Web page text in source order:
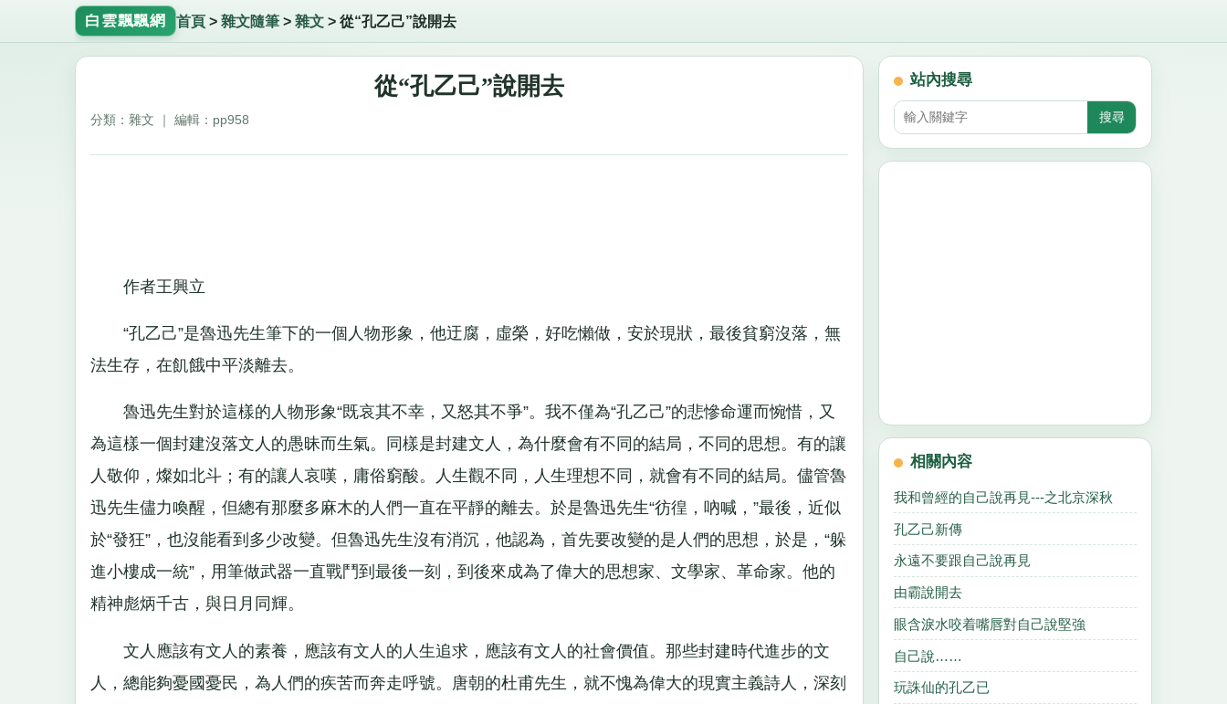
白雲飄飄網 首頁> 雜文隨筆> 雜文> 從“孔乙己”說開去
從“孔乙己”說開去
分類：雜文 ｜ 編輯：pp958
作者王興立
“孔乙己”是魯迅先生筆下的一個人物形象，他迂腐，虛榮，好吃懶做，安於現狀，最後貧窮沒落，無
法生存，在飢餓中平淡離去。
魯迅先生對於這樣的人物形象“既哀其不幸，又怒其不爭”。我不僅為“孔乙己”的悲慘命運而惋惜，又
為這樣一個封建沒落文人的愚昧而生氣。同樣是封建文人，為什麼會有不同的結局，不同的思想。有的讓
人敬仰，燦如北斗；有的讓人哀嘆，庸俗窮酸。人生觀不同，人生理想不同，就會有不同的結局。儘管魯
迅先生儘力喚醒，但總有那麼多麻木的人們一直在平靜的離去。於是魯迅先生“彷徨，吶喊，”最後，近似
於“發狂”，也沒能看到多少改變。但魯迅先生沒有消沉，他認為，首先要改變的是人們的思想，於是，“躲
進小樓成一統”，用筆做武器一直戰鬥到最後一刻，到後來成為了偉大的思想家、文學家、革命家。他的
精神彪炳千古，與日月同輝。
文人應該有文人的素養，應該有文人的人生追求，應該有文人的社會價值。那些封建時代進步的文
人，總能夠憂國憂民，為人們的疾苦而奔走呼號。唐朝的杜甫先生，就不愧為偉大的現實主義詩人，深刻
站內搜尋
相關內容
我和曾經的自己說再見---之北京深秋
孔乙己新傳
永遠不要跟自己說再見
由霸說開去
眼含淚水咬着嘴唇對自己說堅強
自己說……
玩誅仙的孔乙已